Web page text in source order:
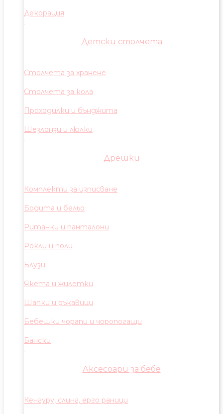
Декорация
Детски столчета
Столчета за хранене
Столчета за кола
Проходилки и бънджита
Шезлонзи и люлки
Дрешки
Комплекти за изписване
Бодита и бельо
Ританки и панталони
Рокли и поли
Блузи
Якета и жилетки
Шапки и ръкавици
Бебешки чорапи и чоропогащи
Бански
Аксесоари за бебе
Кенгуру, слинг, ерго раници